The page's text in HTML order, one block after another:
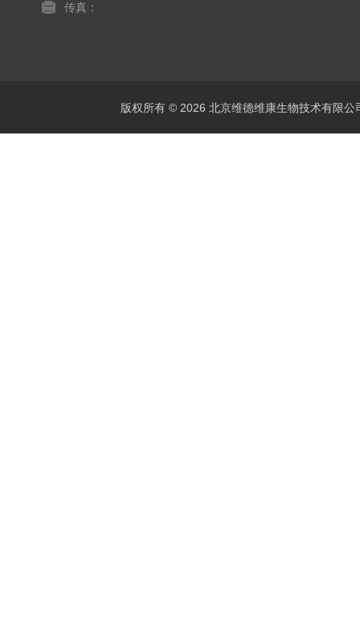
传真：
版权所有 © 2026 北京维德维康生物技术有